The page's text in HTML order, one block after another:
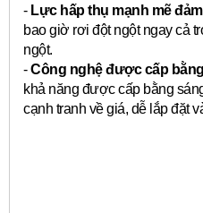
- Lực hấp thụ mạnh mẽ
bao giờ rơi đột ngột ngay cả
ngột.
-Công nghệ được cấp
khả năng được cấp bằng
cạnh tranh về giá, dễ lắp đặt